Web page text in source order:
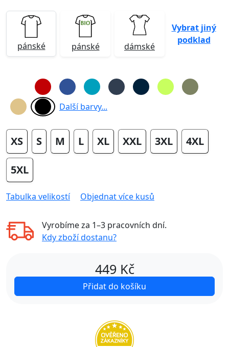
pánské pánské dámské
Vybrat jiný
podklad
Další barvy...
XS S M L XL XXL 3XL 4XL
5XL
Tabulka velikostí Objednat více kusů
Vyrobíme za 1–3 pracovních dní.
Kdy zboží dostanu?
449 Kč
Přidat do košíku